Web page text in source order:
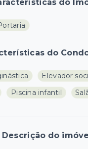
do
do
Elevador
Piscina infantil
Descrição do